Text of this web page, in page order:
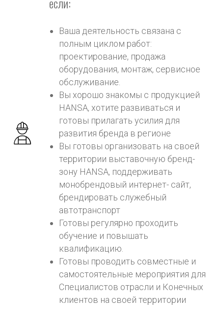
Ваша деятельность связана с
полным циклом работ:
проектирование, продажа
оборудования, монтаж, сервисное
обслуживание.
Вы хорошо знакомы с продукцией
HANSA, хотите развиваться и
готовы прилагать усилия для
развития бренда в регионе
Вы готовы организовать на своей
территории выставочную бренд-
зону HANSA, поддерживать
монобрендовый интернет- сайт,
брендировать служебный
автотранспорт
Готовы регулярно проходить
обучение и повышать
квалификацию.
Готовы проводить совместные и
самостоятельные мероприятия для
Специалистов отрасли и Конечных
клиентов на своей территории